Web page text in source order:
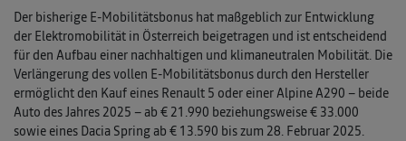
Der bisherige E-Mobilitätsbonus hat maßgeblich zur Entwicklung
der Elektromobilität in Österreich beigetragen und ist entscheidend
für den Aufbau einer nachhaltigen und klimaneutralen Mobilität. Die
Verlängerung des vollen E-Mobilitätsbonus durch den Hersteller
ermöglicht den Kauf eines Renault 5 oder einer Alpine A290 – beide
Auto des Jahres 2025 – ab € 21.990 beziehungsweise € 33.000
sowie eines Dacia Spring ab € 13.590 bis zum 28. Februar 2025.